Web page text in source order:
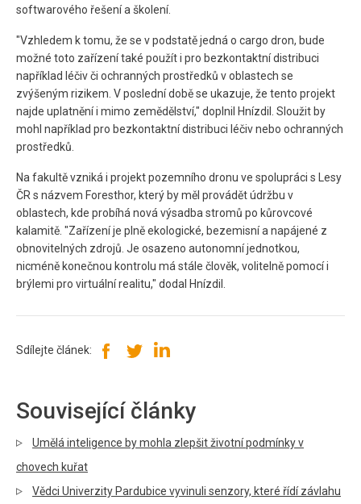
softwarového řešení a školení.
"Vzhledem k tomu, že se v podstatě jedná o cargo dron, bude
možné toto zařízení také použít i pro bezkontaktní distribuci
například léčiv či ochranných prostředků v oblastech se
zvýšeným rizikem. V poslední době se ukazuje, že tento projekt
najde uplatnění i mimo zemědělství," doplnil Hnízdil. Sloužit by
mohl například pro bezkontaktní distribuci léčiv nebo ochranných
prostředků.
Na fakultě vzniká i projekt pozemního dronu ve spolupráci s Lesy
ČR s názvem Foresthor, který by měl provádět údržbu v
oblastech, kde probíhá nová výsadba stromů po kůrovcové
kalamitě. "Zařízení je plně ekologické, bezemisní a napájené z
obnovitelných zdrojů. Je osazeno autonomní jednotkou,
nicméně konečnou kontrolu má stále člověk, volitelně pomocí i
brýlemi pro virtuální realitu," dodal Hnízdil.
Sdílejte článek:
Související články
Umělá inteligence by mohla zlepšit životní podmínky v
chovech kuřat
Vědci Univerzity Pardubice vyvinuli senzory, které řídí závlahu